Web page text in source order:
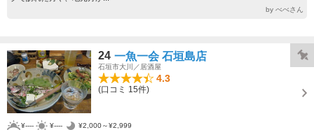
by べべさん
24 一魚一会 石垣島店
石垣市大川／居酒屋
4.3
(口コミ 15件)
¥---- ¥---- ¥2,000～¥2,999